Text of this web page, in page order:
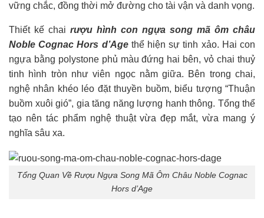
vững chắc, đồng thời mở đường cho tài vận và danh vọng.
Thiết kế chai rượu hình con ngựa song mã ôm châu
Noble Cognac Hors d’Agethể hiện sự tinh xảo. Hai con
ngựa bằng polystone phủ màu đứng hai bên, vỏ chai thuỷ
tinh hình tròn như viên ngọc nằm giữa. Bên trong chai,
nghệ nhân khéo léo đặt thuyền buồm, biểu tượng “Thuận
buồm xuôi gió”, gia tăng năng lượng hanh thông. Tổng thể
tạo nên tác phẩm nghệ thuật vừa đẹp mắt, vừa mang ý
nghĩa sâu xa.
Tổng Quan Về Rượu Ngựa Song Mã Ôm Châu Noble Cognac
Hors d’Age